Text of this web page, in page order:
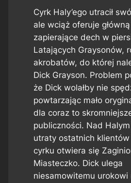
Cyrk Haly’ego utracił
ale wciąż oferuje
zapierające dech w
Latających Graysonów,
akrobatów, do której
Dick Grayson. Problem
że Dick wolałby nie
powtarzając mało
dla coraz to
publiczności. Nad
utraty ostatnich
cyrku otwiera się
Miasteczko. Dick ulega
niesamowitemu urokowi